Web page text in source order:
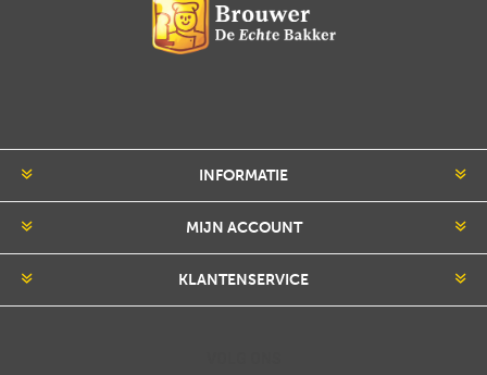
INFORMATIE
MIJN ACCOUNT
KLANTENSERVICE